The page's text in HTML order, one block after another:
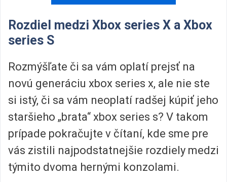
Rozdiel medzi Xbox series X a Xbox
series S
Rozmýšľate či sa vám oplatí prejsť na
novú generáciu xbox series x, ale nie ste
si istý, či sa vám neoplatí radšej kúpiť jeho
staršieho „brata“ xbox series s? V takom
prípade pokračujte v čítaní, kde sme pre
vás zistili najpodstatnejšie rozdiely medzi
týmito dvoma hernými konzolami.